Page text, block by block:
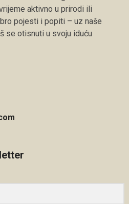
aktivno u prirodi ili
pojesti i popiti – uz naše
se otisnuti u svoju iduću